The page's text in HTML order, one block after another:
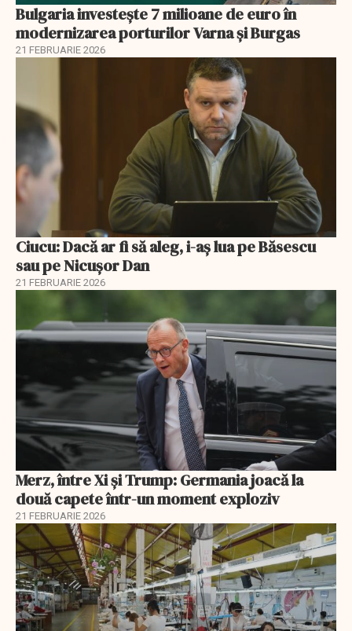
Bulgaria investește 7 milioane de euro în
modernizarea porturilor Varna și Burgas
21 FEBRUARIE 2026
Ciucu: Dacă ar fi să aleg, i-aș lua pe Băsescu
sau pe Nicușor Dan
21 FEBRUARIE 2026
Merz, între Xi și Trump: Germania joacă la
două capete într-un moment exploziv
21 FEBRUARIE 2026